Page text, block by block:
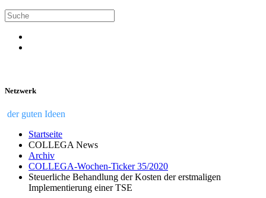
Netzwerk
der guten Ideen
Startseite
COLLEGA News
Archiv
COLLEGA-Wochen-Ticker 35/2020
Steuerliche Behandlung der Kosten der erstmaligen
Implementierung einer TSE